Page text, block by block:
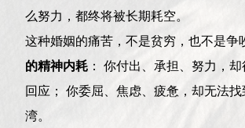
么努力，都终将被长期耗空。
这种婚姻的痛苦，不是贫穷，也不是争
的精神内耗 ： 你付出、承担、努力，
回应； 你委屈、焦虑、疲惫，却无法
湾。